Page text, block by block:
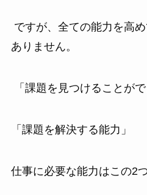
ですが、全ての能力を高
ありません。
「課題を見つけることが
「課題を解決する能力」
仕事に必要な能力はこの2つ